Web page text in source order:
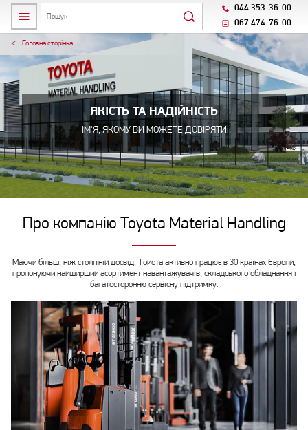
044 353-36-00
067 474-76-00
Головна сторiнка
ЯКІСТЬ ТА НАДІЙНІСТЬ
ІМ'Я, ЯКОМУ ВИ МОЖЕТЕ ДОВІРЯТИ
Про компанію Toyota Material Handling
Маючи більш, ніж столітній досвід, Тойота активно працює в 30 країнах Європи,
пропонуючи найширший асортимент навантажувачів, складського обладнання і
багатосторонню сервісну підтримку.